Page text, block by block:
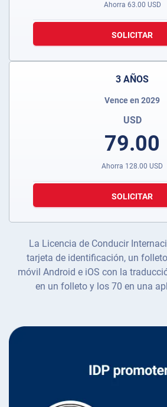
Ahorra 63.00 USD
SOLICITAR
3 AÑOS
Vence en 2029
USD
79.00
Ahorra 128.00 USD
SOLICITAR
La Licencia de Conducir
tarjeta de identificación, un
móvil Android e iOS con la
en un folleto y los 70 en una